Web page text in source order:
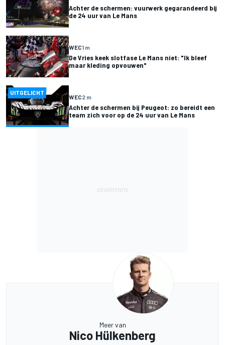
Achter de schermen: vuurwerk gegarandeerd bij
de 24 uur van Le Mans
WEC1 m
De Vries keek slotfase Le Mans niet: "Ik bleef
maar kleding opvouwen"
UITGELICHT
WEC2 m
Achter de schermen bij Peugeot: zo bereidt een
team zich voor op de 24 uur van Le Mans
Meer van
Nico Hülkenberg